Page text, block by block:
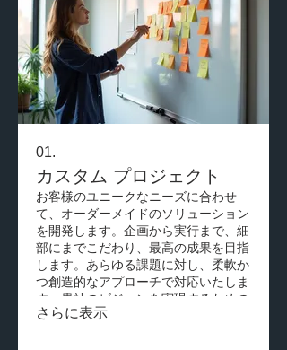
01.
カスタム プロジェクト
お客様のユニークなニーズに合わせ
て、オーダーメイドのソリューション
を開発します。企画から実行まで、細
部にまでこだわり、最高の成果を目指
します。あらゆる課題に対し、柔軟か
つ創造的なアプローチで対応いたしま
す。貴社のビジョンを実現するための
強力なパートナーとなります。
さらに表示